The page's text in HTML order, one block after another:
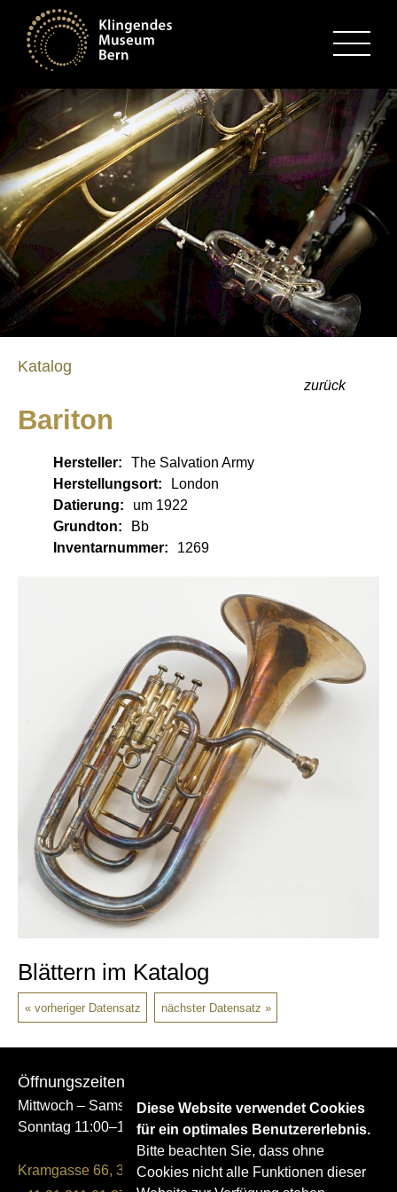
Katalog
Bariton
zurück
Hersteller:
The Salvation Army
Herstellungsort:
London
Datierung:
um 1922
Grundton:
Bb
Inventarnummer:
1269
Blättern im Katalog
vorheriger Datensatz nächster Datensatz
Öffnungszeiten
Mittwoch – Samstag 14:00–17:00
Sonntag 11:00–17:00
Kramgasse 66, 3011 Bern
Diese Website verwendet Cookies
für ein optimales Benutzererlebnis.
Bitte beachten Sie, dass ohne
Cookies nicht alle Funktionen dieser